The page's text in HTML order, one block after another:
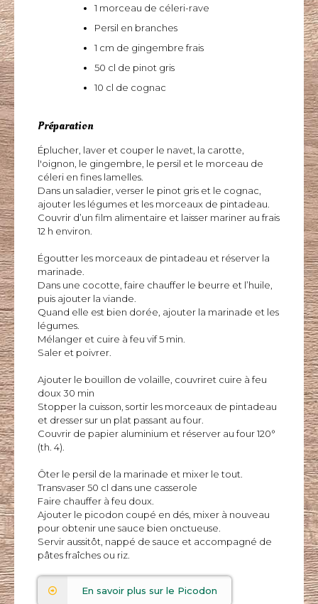
1 morceau de céleri-rave
Persil en branches
1 cm de gingembre frais
50 cl de pinot gris
10 cl de cognac
Préparation
Éplucher, laver et couper le navet, la carotte,
l'oignon, le gingembre, le persil et le morceau de
céleri en fines lamelles.
Dans un saladier, verser le pinot gris et le cognac,
ajouter les légumes et les morceaux de pintadeau.
Couvrir d’un film alimentaire et laisser mariner au frais
12 h environ.
Égoutter les morceaux de pintadeau et réserver la
marinade.
Dans une cocotte, faire chauffer le beurre et l’huile,
puis ajouter la viande.
Quand elle est bien dorée, ajouter la marinade et les
légumes.
Mélanger et cuire à feu vif 5 min.
Saler et poivrer.
Ajouter le bouillon de volaille, couvriret cuire à feu
doux 30 min
Stopper la cuisson, sortir les morceaux de pintadeau
et dresser sur un plat passant au four.
Couvrir de papier aluminium et réserver au four 120°
(th. 4).
Ôter le persil de la marinade et mixer le tout.
Transvaser 50 cl dans une casserole
Faire chauffer à feu doux.
Ajouter le picodon coupé en dés, mixer à nouveau
pour obtenir une sauce bien onctueuse.
Servir aussitôt, nappé de sauce et accompagné de
pâtes fraîches ou riz.
En savoir plus sur le Picodon